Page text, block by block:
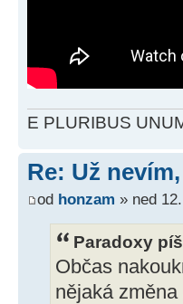
E PLURIBUS
Re: Už
od honzam » ned
Paradoxy
Občas
nějaká změna